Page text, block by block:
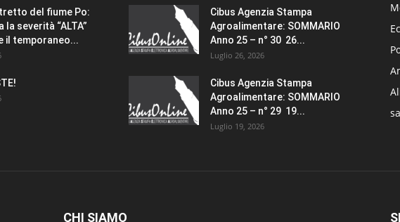
del fiume Po:
severità “ALTA”
il temporaneo...
Cibus Agenzia Stampa
Agroalimentare: SOMMARIO
Anno 25 – n° 30 26...
Luglio 26, 2026
Cibus Agenzia Stampa
Agroalimentare: SOMMARIO
Anno 25 – n° 29 19...
Luglio 19, 2026
CHI SIAMO